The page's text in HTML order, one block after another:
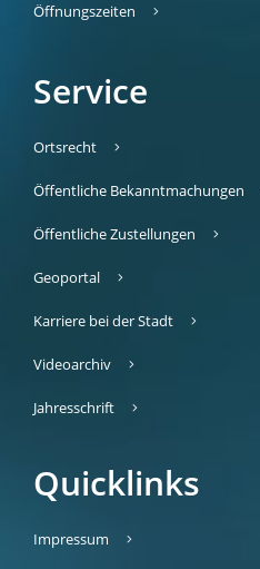
Öffnungszeiten
Service
Ortsrecht
Öffentliche Bekanntmachungen
Öffentliche Zustellungen
Geoportal
Karriere bei der Stadt
Videoarchiv
Jahresschrift
Quicklinks
Impressum